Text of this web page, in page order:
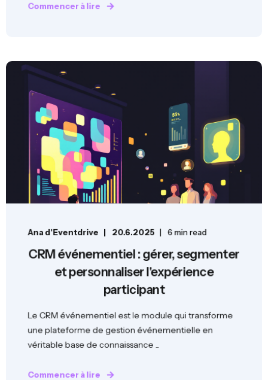
Commencer à lire
Ana d'Eventdrive 20.6.2025 6 min read
CRM événementiel : gérer, segmenter
et personnaliser l'expérience
participant
Le CRM événementiel est le module qui transforme
une plateforme de gestion événementielle en
véritable base de connaissance ...
Commencer à lire